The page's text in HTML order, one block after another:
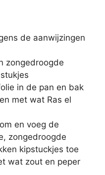
de aanwijzingen
zongedroogde
in de pan en bak
met wat Ras el
en voeg de
zongedroogde
kipstuckjes toe
wat zout en peper